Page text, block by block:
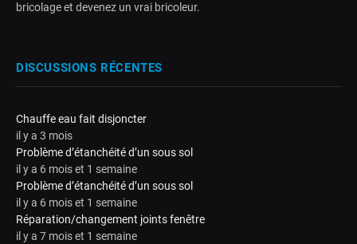
bricolage et devenez un vrai bricoleur.
DISCUSSIONS RÉCENTES
Chauffe eau fait disjoncter
il y a 3 mois
Problème d’étanchéité d’un sous sol
il y a 6 mois et 1 semaine
Problème d’étanchéité d’un sous sol
il y a 6 mois et 1 semaine
Réparation/changement joints fenêtre
il y a 7 mois et 1 semaine